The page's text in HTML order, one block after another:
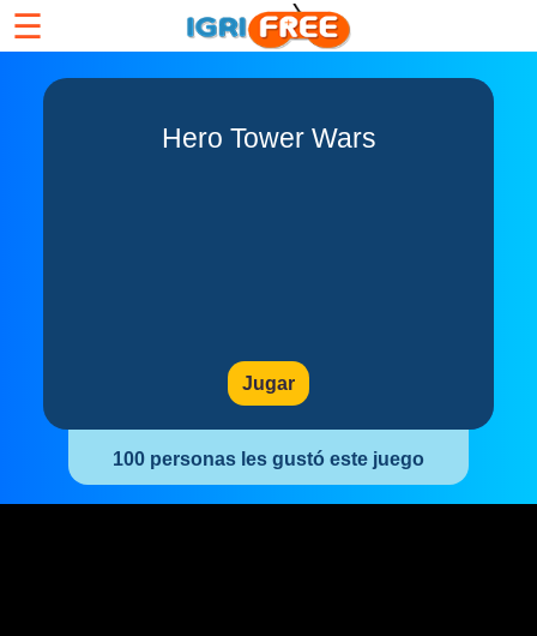
☰
Hero Tower Wars
Jugar
100 personas les gustó este juego